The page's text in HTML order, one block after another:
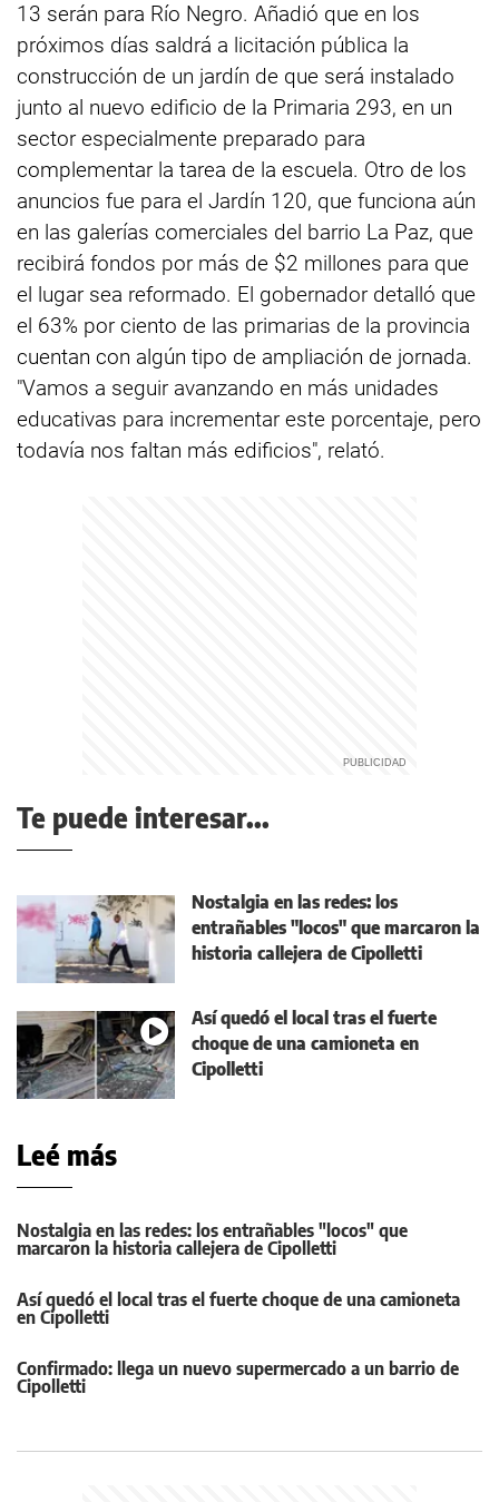
13 serán para Río Negro. Añadió que en los
próximos días saldrá a licitación pública la
construcción de un jardín de que será instalado
junto al nuevo edificio de la Primaria 293, en un
sector especialmente preparado para
complementar la tarea de la escuela. Otro de los
anuncios fue para el Jardín 120, que funciona aún
en las galerías comerciales del barrio La Paz, que
recibirá fondos por más de $2 millones para que
el lugar sea reformado. El gobernador detalló que
el 63% por ciento de las primarias de la provincia
cuentan con algún tipo de ampliación de jornada.
"Vamos a seguir avanzando en más unidades
educativas para incrementar este porcentaje, pero
todavía nos faltan más edificios", relató.
Te puede interesar...
Nostalgia en las redes: los
entrañables "locos" que marcaron la
historia callejera de Cipolletti
Así quedó el local tras el fuerte
choque de una camioneta en
Cipolletti
Leé más
Nostalgia en las redes: los entrañables "locos" que
marcaron la historia callejera de Cipolletti
Así quedó el local tras el fuerte choque de una camioneta
en Cipolletti
Confirmado: llega un nuevo supermercado a un barrio de
Cipolletti